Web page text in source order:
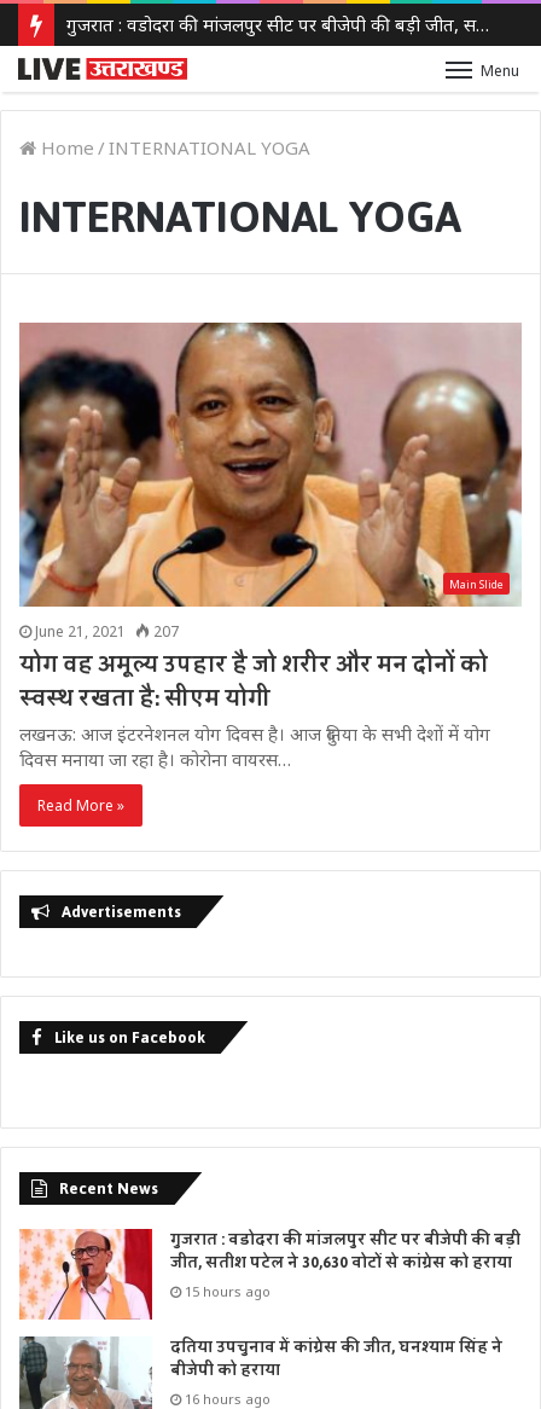
गुजरात : वडोदरा की मांजलपुर सीट पर बीजेपी की बड़ी जीत, सतीश पटेल ने 30,630 वोटों से कांग्रेस को हराया
Menu
Home /INTERNATIONAL YOGA
INTERNATIONAL YOGA
Main Slide
June 21, 2021 207
योग वह अमूल्य उपहार है जो शरीर और मन दोनों को
स्वस्थ रखता है: सीएम योगी
लखनऊ: आज इंटरनेशनल योग दिवस है। आज दुनिया के सभी देशों में योग
दिवस मनाया जा रहा है। कोरोना वायरस…
Read More »
Advertisements
Like us on Facebook
Recent News
गुजरात : वडोदरा की मांजलपुर सीट पर बीजेपी की बड़ी
जीत, सतीश पटेल ने 30,630 वोटों से कांग्रेस को हराया
15 hours ago
दतिया उपचुनाव में कांग्रेस की जीत, घनश्याम सिंह ने
बीजेपी को हराया
16 hours ago